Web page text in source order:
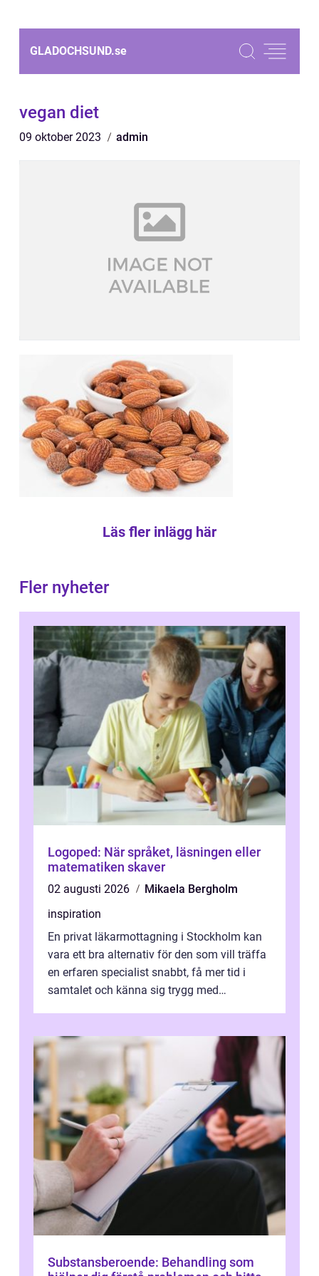
GLADOCHSUND.se
vegan diet
09 oktober 2023 admin
Läs fler inlägg här
Fler nyheter
Logoped: När språket, läsningen eller
matematiken skaver
02 augusti 2026
Mikaela Bergholm
inspiration
En privat läkarmottagning i Stockholm kan
vara ett bra alternativ för den som vill träffa
en erfaren specialist snabbt, få mer tid i
samtalet och känna sig trygg med
Substansberoende: Behandling som